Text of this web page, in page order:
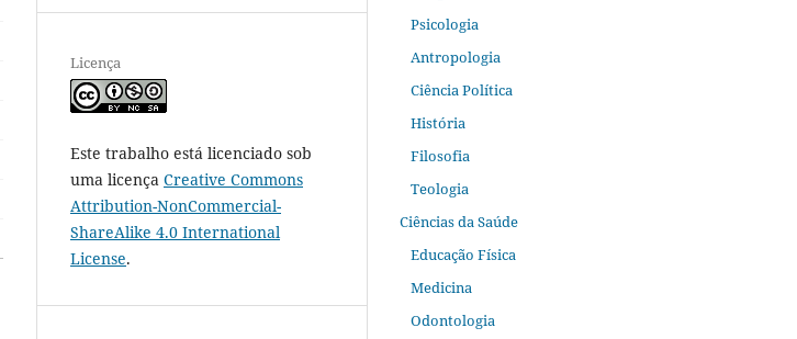
Licença
Este trabalho está licenciado sob
uma licença Creative Commons
Attribution-NonCommercial-
ShareAlike 4.0 International
License.
Psicologia
Antropologia
Ciência Política
História
Filosofia
Teologia
Ciências da Saúde
Educação Física
Medicina
Odontologia